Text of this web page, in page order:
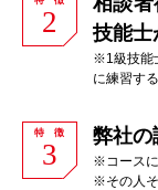
2
技能士
※1級技能
に練習す
特 徴
3
弊社の
※コースに
※その人そ